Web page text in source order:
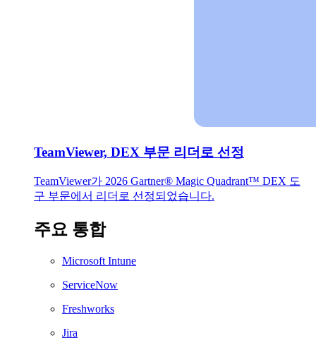
TeamViewer, DEX 부문 리더로 선정
TeamViewer가 2026 Gartner® Magic Quadrant™ DEX 도
구 부문에서 리더로 선정되었습니다.
주요 통합
Microsoft Intune
ServiceNow
Freshworks
Jira